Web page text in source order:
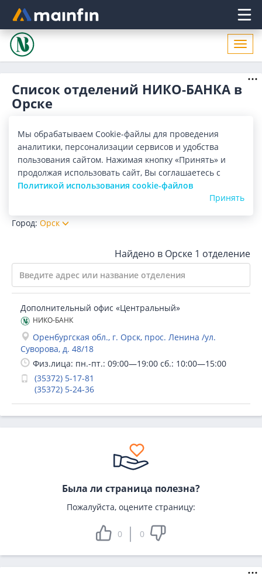
Главное меню
Список отделений НИКО-БАНКА в
Орске
поиск ближайшего отделения НИКО-БАНКА в Орске по
адресу, названию. Часы работы, телефоны, контактные
Показать весь
Отделения
Банкоматы
Список
Город: Орск
Найдено в Орске 1 отделение
Дополнительный офис «Центральный»
НИКО-БАНК
Оренбургская обл., г. Орск, прос. Ленина /ул.
Суворова, д. 48/18
Физ.лица: пн.-пт.: 09:00—19:00 сб.: 10:00—15:00
(35372) 5-17-81
(35372) 5-24-36
Была ли страница полезна?
Пожалуйста, оцените страницу:
0 0
Мы обрабатываем Cookie-файлы для проведения
аналитики, персонализации сервисов и удобства
пользования сайтом. Нажимая кнопку «Принять» и
продолжая использовать сайт, Вы соглашаетесь с
Политикой использования cookie-файлов
Принять